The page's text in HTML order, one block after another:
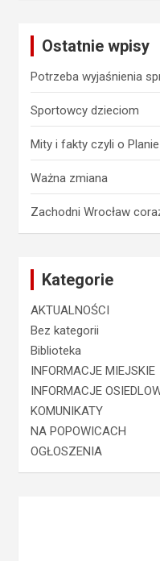
Ostatnie wpisy
Potrzeba wyjaśnienia
Sportowcy dzieciom
Mity i fakty czyli o
Ważna zmiana
Zachodni Wrocław
Kategorie
AKTUALNOŚCI
Bez kategorii
Biblioteka
INFORMACJE MIEJSKIE
INFORMACJE
KOMUNIKATY
NA POPOWICACH
OGŁOSZENIA